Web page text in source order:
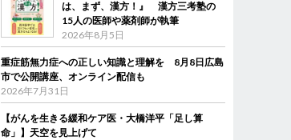
は、まず、漢方！』 漢方三考塾の
15人の医師や薬剤師が執筆
2026年8月5日
重症筋無力症への正しい知識と理解を 8月8日広島
市で公開講座、オンライン配信も
2026年7月31日
【がんを生きる緩和ケア医・大橋洋平「足し算
命」】天空を見上げて